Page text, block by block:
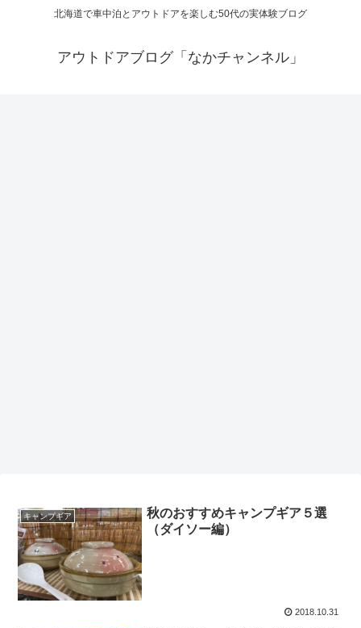
北海道で車中泊とアウトドアを楽しむ50代の実体験ブログ
アウトドアブログ「なかチャンネル」
キャンプギア
秋のおすすめキャンプギア５選
（ダイソー編）
2018.10.31